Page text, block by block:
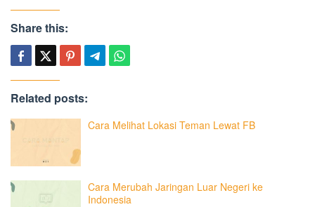
Share this:
Related posts:
Cara Melihat Lokasi Teman Lewat FB
Cara Merubah Jaringan Luar Negeri ke
Indonesia